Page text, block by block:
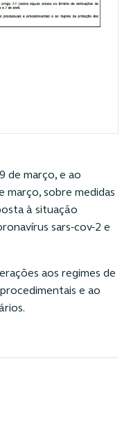
de março, e ao
março, sobre medidas
à situação
sars-cov-2 e
aos regimes de
e ao